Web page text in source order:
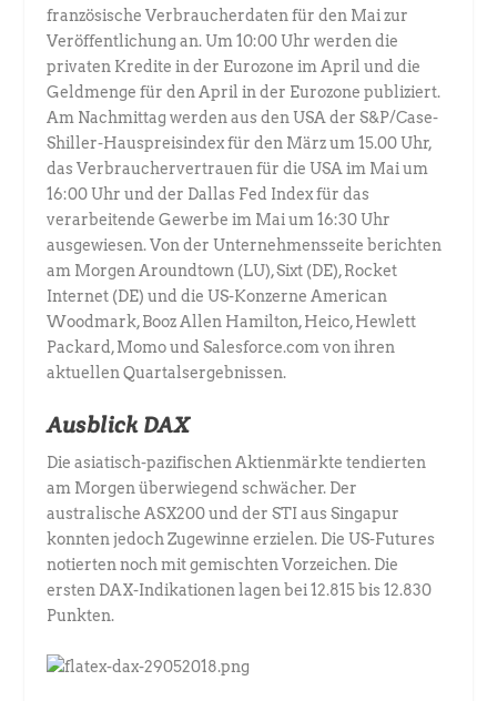
französische Verbraucherdaten für den Mai zur
Veröffentlichung an. Um 10:00 Uhr werden die
privaten Kredite in der Eurozone im April und die
Geldmenge für den April in der Eurozone publiziert.
Am Nachmittag werden aus den USA der S&P/Case-
Shiller-Hauspreisindex für den März um 15.00 Uhr,
das Verbrauchervertrauen für die USA im Mai um
16:00 Uhr und der Dallas Fed Index für das
verarbeitende Gewerbe im Mai um 16:30 Uhr
ausgewiesen. Von der Unternehmensseite berichten
am Morgen Aroundtown (LU), Sixt (DE), Rocket
Internet (DE) und die US-Konzerne American
Woodmark, Booz Allen Hamilton, Heico, Hewlett
Packard, Momo und Salesforce.com von ihren
aktuellen Quartalsergebnissen.
Ausblick DAX
Die asiatisch-pazifischen Aktienmärkte tendierten
am Morgen überwiegend schwächer. Der
australische ASX200 und der STI aus Singapur
konnten jedoch Zugewinne erzielen. Die US-Futures
notierten noch mit gemischten Vorzeichen. Die
ersten DAX-Indikationen lagen bei 12.815 bis 12.830
Punkten.